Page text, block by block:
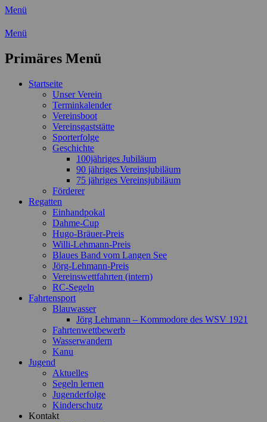
Menü
Wassersport-Verein 1921 e.V.
Freizeit mit der ganzen Familie
Menü
Primäres Menü
Zum
Startseite
Unser Verein
Terminkalender
Vereinsboot
Vereinsgaststätte
Sporterfolge
Geschichte
100jähriges Jubiläum
90 jähriges Vereinsjubiläum
75 jähriges Vereinsjubiläum
Förderer
Regatten
Einhandpokal
Dahme-Cup
Hugo-Bräuer-Preis
Willi-Lehmann-Preis
Blaues Band vom Langen See
Jörg-Lehmann-Preis
Vereinswettfahrten (intern)
RC-Segeln
Fahrtensport
Blauwasser
Jörg Lehmann – Kommodore des WSV 1921
Fahrtenwettbewerb
Wasserwandern
Kanu
Jugend
Aktuelles
Segeln lernen
Jugenderfolge
Kinderschutz
Kontakt